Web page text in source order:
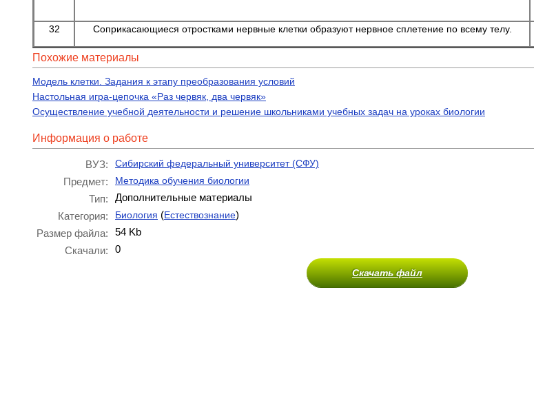
32 Соприкасающиеся отростками нервные клетки образуют нервное сплетение по всему телу.
Похожие материалы
Модель клетки. Задания к этапу преобразования условий
Настольная игра-цепочка «Раз червяк, два червяк»
Осуществление учебной деятельности и решение школьниками учебных задач на уроках биологии
Информация о работе
ВУЗ: Сибирский федеральный университет (СФУ)
Предмет: Методика обучения биологии
Тип:
Дополнительные материалы
Категория:
Биология (Естествознание)
Размер файла:
54 Kb
Скачали:
0
Скачать файл